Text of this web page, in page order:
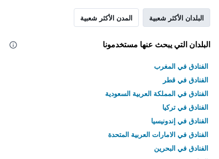
البلدان الأكثر شعبية المدن الأكثر شعبية
البلدان التي يبحث عنها مستخدمونا
الفنادق في المغرب
الفنادق في قطر
الفنادق في المملكة العربية السعودية
الفنادق في تركيا
الفنادق في إندونيسيا
الفنادق في الامارات العربية المتحدة
الفنادق في البحرين